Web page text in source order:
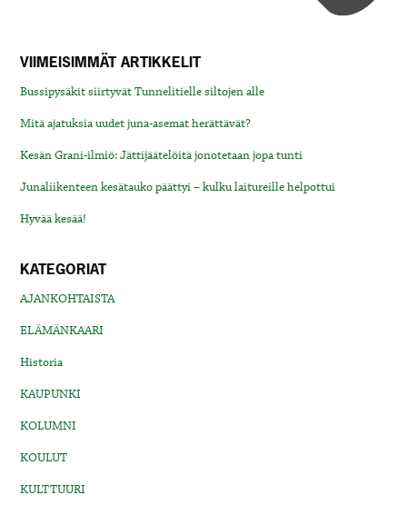
VIIMEISIMMÄT ARTIKKELIT
Bussipysäkit siirtyvät Tunnelitielle siltojen alle
Mitä ajatuksia uudet juna-asemat herättävät?
Kesän Grani-ilmiö: Jättijäätelöitä jonotetaan jopa tunti
Junaliikenteen kesätauko päättyi – kulku laitureille helpottui
Hyvää kesää!
KATEGORIAT
AJANKOHTAISTA
ELÄMÄNKAARI
Historia
KAUPUNKI
KOLUMNI
KOULUT
KULTTUURI